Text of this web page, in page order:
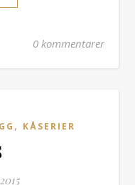
0 kommentarer
, KÅSERIER